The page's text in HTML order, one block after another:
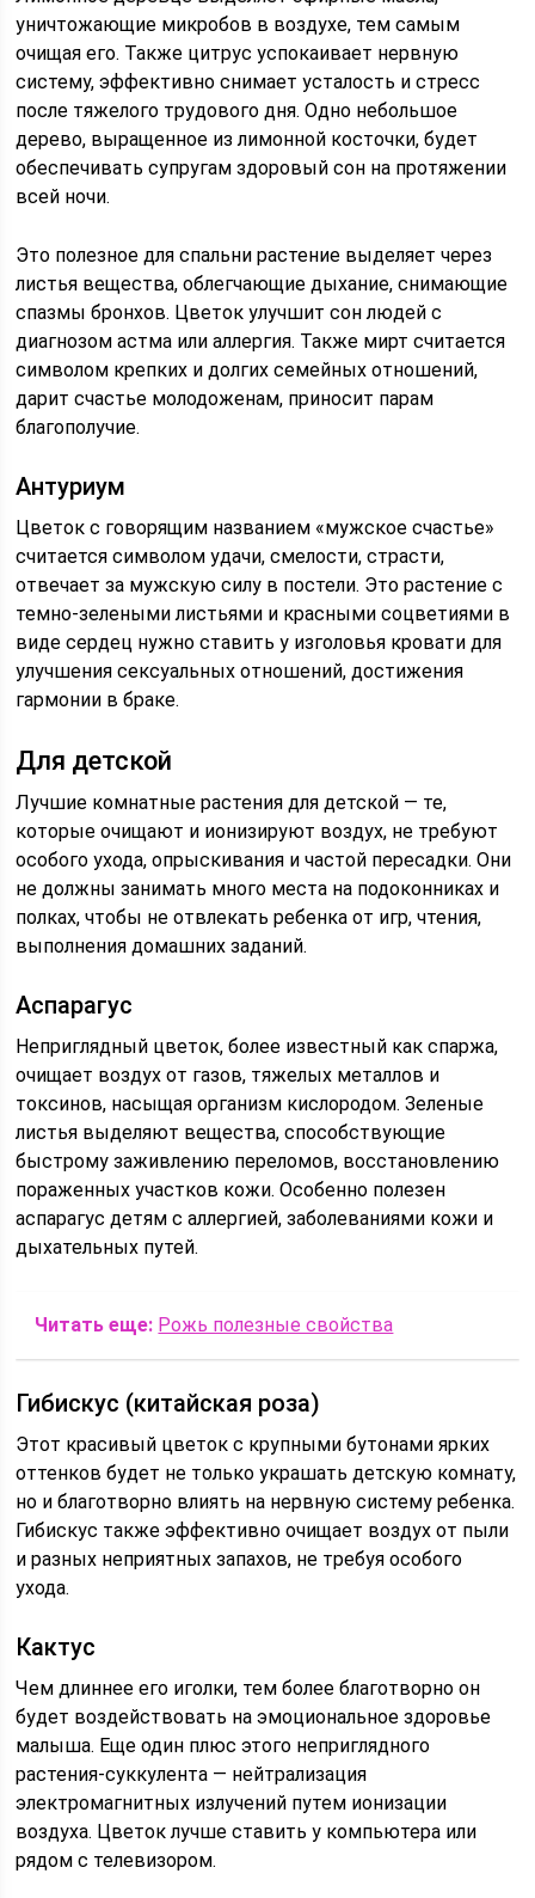
уничтожающие микробов в воздухе, тем самым
очищая его. Также цитрус успокаивает нервную
систему, эффективно снимает усталость и стресс
после тяжелого трудового дня. Одно небольшое
дерево, выращенное из лимонной косточки, будет
обеспечивать супругам здоровый сон на протяжении
всей ночи.
Это полезное для спальни растение выделяет через
листья вещества, облегчающие дыхание, снимающие
спазмы бронхов. Цветок улучшит сон людей с
диагнозом астма или аллергия. Также мирт считается
символом крепких и долгих семейных отношений,
дарит счастье молодоженам, приносит парам
благополучие.
Антуриум
Цветок с говорящим названием «мужское счастье»
считается символом удачи, смелости, страсти,
отвечает за мужскую силу в постели. Это растение с
темно-зелеными листьями и красными соцветиями в
виде сердец нужно ставить у изголовья кровати для
улучшения сексуальных отношений, достижения
гармонии в браке.
Для детской
Лучшие комнатные растения для детской — те,
которые очищают и ионизируют воздух, не требуют
особого ухода, опрыскивания и частой пересадки. Они
не должны занимать много места на подоконниках и
полках, чтобы не отвлекать ребенка от игр, чтения,
выполнения домашних заданий.
Аспарагус
Неприглядный цветок, более известный как спаржа,
очищает воздух от газов, тяжелых металлов и
токсинов, насыщая организм кислородом. Зеленые
листья выделяют вещества, способствующие
быстрому заживлению переломов, восстановлению
пораженных участков кожи. Особенно полезен
аспарагус детям с аллергией, заболеваниями кожи и
дыхательных путей.
Читать еще: Рожь полезные свойства
Гибискус (китайская роза)
Этот красивый цветок с крупными бутонами ярких
оттенков будет не только украшать детскую комнату,
но и благотворно влиять на нервную систему ребенка.
Гибискус также эффективно очищает воздух от пыли
и разных неприятных запахов, не требуя особого
ухода.
Кактус
Чем длиннее его иголки, тем более благотворно он
будет воздействовать на эмоциональное здоровье
малыша. Еще один плюс этого неприглядного
растения-суккулента — нейтрализация
электромагнитных излучений путем ионизации
воздуха. Цветок лучше ставить у компьютера или
рядом с телевизором.